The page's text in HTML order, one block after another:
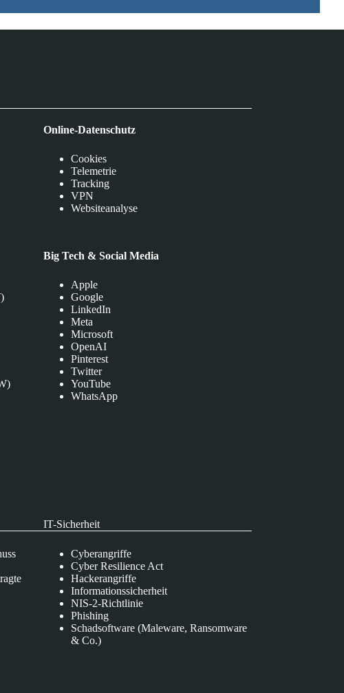
Online-Datenschutz
Cookies
Telemetrie
Tracking
VPN
Websiteanalyse
Big Tech & Social Media
Apple
Google
LinkedIn
Meta
Microsoft
OpenAI
Pinterest
Twitter
YouTube
WhatsApp
IT-Sicherheit
Cyberangriffe
Cyber Resilience Act
Hackerangriffe
Informationssicherheit
NIS-2-Richtlinie
Phishing
Schadsoftware (Maleware, Ransomware
& Co.)